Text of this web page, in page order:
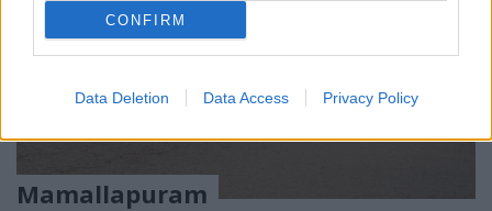
CONFIRM
Data Deletion Data Access Privacy Policy
Mamallapuram